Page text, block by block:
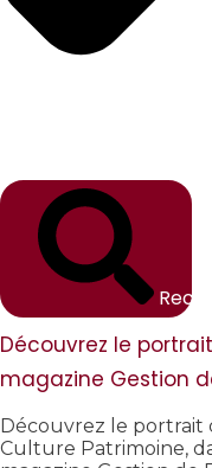
Découvrez le
magazine Gestion
Découvrez le portrait
Culture Patrimoine,